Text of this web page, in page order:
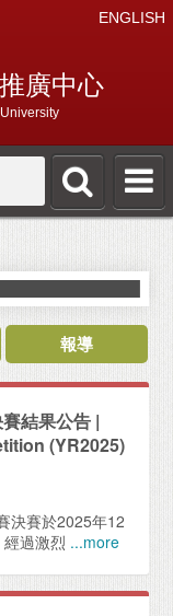
ENGLISH
廣中心
賽結果公告 |
報導
結果公告 |
(YR2025)
決賽於2025年12
過激烈 ...more